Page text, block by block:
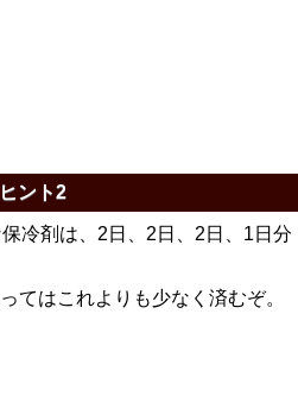
ヒント2
冷剤は、2日、2日、2日、1日分
てはこれよりも少なく済むぞ。